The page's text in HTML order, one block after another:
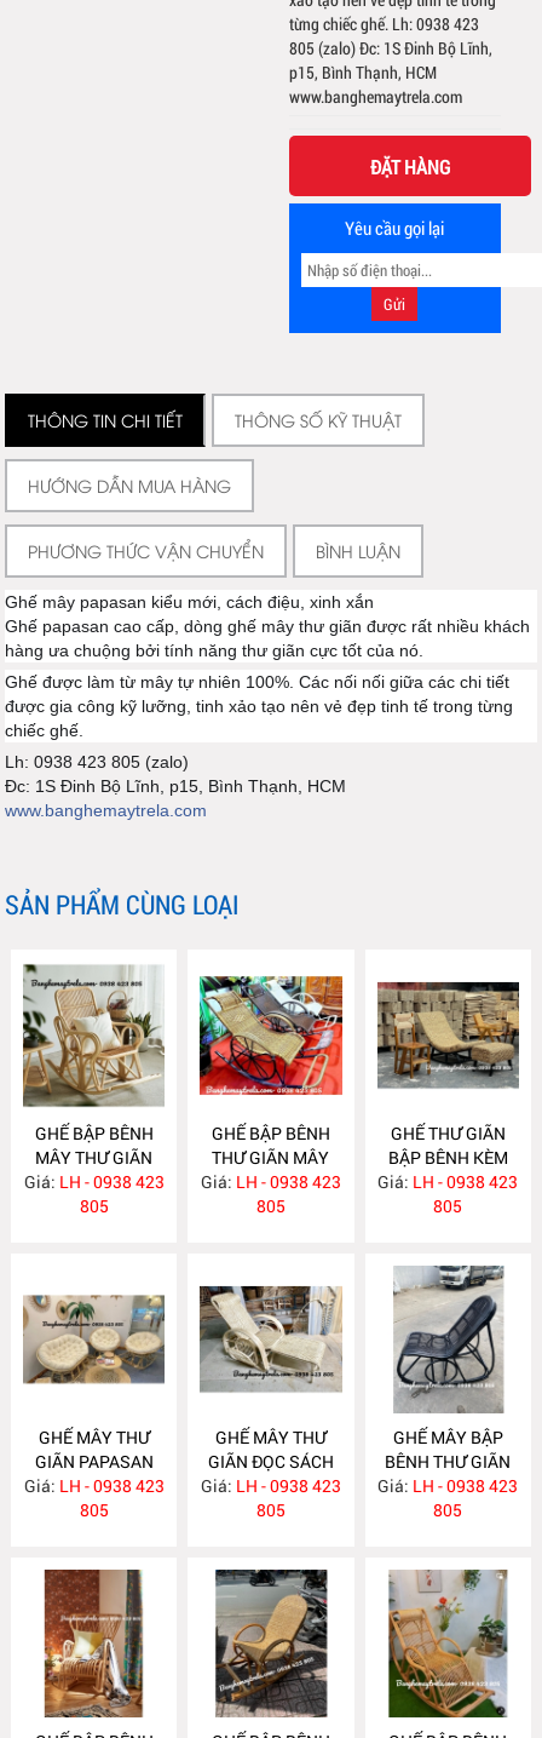
từng chiếc ghế. Lh: 0938 423
805 (zalo) Đc: 1S Đinh Bộ Lĩnh,
p15, Bình Thạnh, HCM
www.banghemaytrela.com
ĐẶT HÀNG
Yêu cầu gọi lại
THÔNG TIN CHI TIẾT THÔNG SỐ KỸ THUẬT
HƯỚNG DẪN MUA HÀNG
PHƯƠNG THỨC VẬN CHUYỂN BÌNH LUẬN
Ghế mây papasan kiểu mới, cách điệu, xinh xắn
Ghế papasan cao cấp, dòng ghế mây thư giãn được rất nhiều khách
hàng ưa chuộng bởi tính năng thư giãn cực tốt của nó.
Ghế được làm từ mây tự nhiên 100%. Các nối nối giữa các chi tiết
được gia công kỹ lưỡng, tinh xảo tạo nên vẻ đẹp tinh tế trong từng
chiếc ghế.
Lh: 0938 423 805 (zalo)
Đc: 1S Đinh Bộ Lĩnh, p15, Bình Thạnh, HCM
www.banghemaytrela.com
SẢN PHẨM CÙNG LOẠI
GHẾ BẬP BÊNH
MÂY THƯ GIÃN
MA846
Giá: LH - 0938 423
805
GHẾ BẬP BÊNH
THƯ GIÃN MÂY
NHỰA NH393
Giá: LH - 0938 423
805
GHẾ THƯ GIÃN
BẬP BÊNH KÈM
ĐÔN GÁC CHÂN
LỤC BÌNH MA776
Giá: LH - 0938 423
805
GHẾ MÂY THƯ
GIÃN PAPASAN
MA765
Giá: LH - 0938 423
805
GHẾ MÂY THƯ
GIÃN ĐỌC SÁCH
MA756
Giá: LH - 0938 423
805
GHẾ MÂY BẬP
BÊNH THƯ GIÃN
SƠN ĐEN MA715
Giá: LH - 0938 423
805